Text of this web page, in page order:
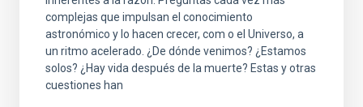
complejas que impulsan el conocimiento
astronómico y lo hacen crecer, com o el Universo, a
un ritmo acelerado. ¿De dónde venimos? ¿Estamos
solos? ¿Hay vida después de la muerte? Estas y otras
cuestiones han